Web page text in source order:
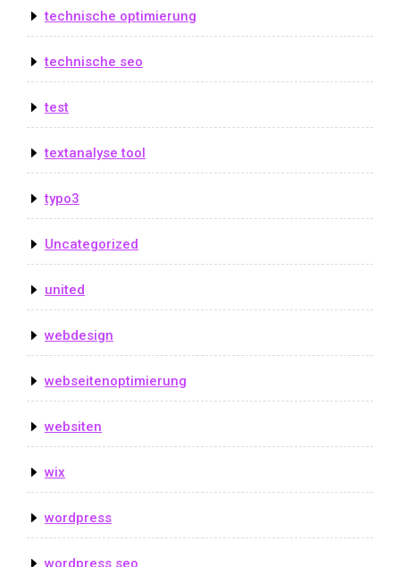
technische optimierung
technische seo
test
textanalyse tool
typo3
Uncategorized
united
webdesign
webseitenoptimierung
websiten
wix
wordpress
wordpress seo